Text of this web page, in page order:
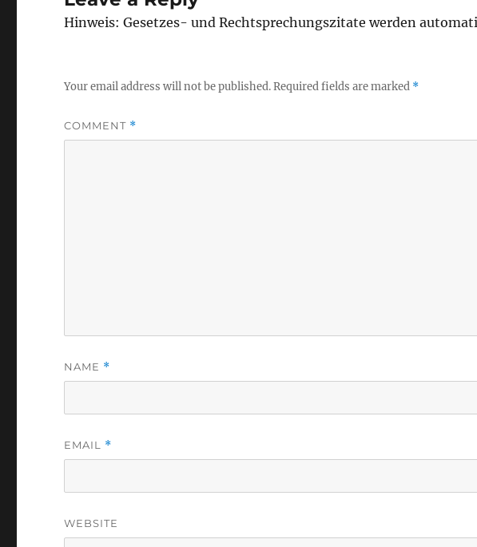
Hinweis: Gesetzes- und Rechtsprechungszitate werden
Your email address will not be published.Required fields are marked *
COMMENT *
NAME *
EMAIL *
WEBSITE